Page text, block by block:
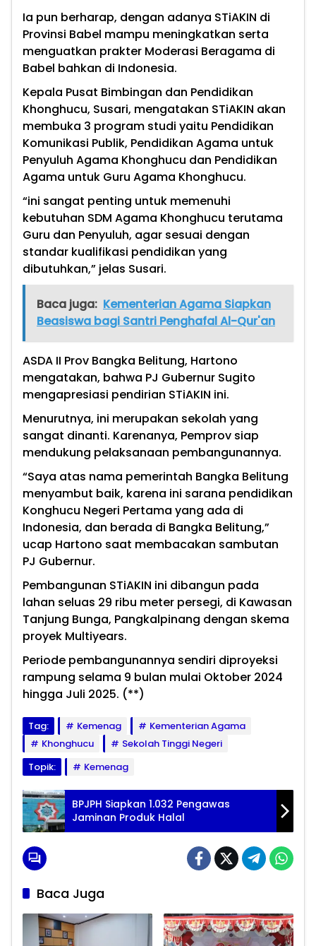
Ia pun berharap, dengan adanya STiAKIN di
Provinsi Babel mampu meningkatkan serta
menguatkan prakter Moderasi Beragama di
Babel bahkan di Indonesia.
Kepala Pusat Bimbingan dan Pendidikan
Khonghucu, Susari, mengatakan STiAKIN akan
membuka 3 program studi yaitu Pendidikan
Komunikasi Publik, Pendidikan Agama untuk
Penyuluh Agama Khonghucu dan Pendidikan
Agama untuk Guru Agama Khonghucu.
“ini sangat penting untuk memenuhi
kebutuhan SDM Agama Khonghucu terutama
Guru dan Penyuluh, agar sesuai dengan
standar kualifikasi pendidikan yang
dibutuhkan,” jelas Susari.
Baca juga: Kementerian Agama Siapkan
Beasiswa bagi Santri Penghafal Al-Qur'an
ASDA II Prov Bangka Belitung, Hartono
mengatakan, bahwa PJ Gubernur Sugito
mengapresiasi pendirian STiAKIN ini.
Menurutnya, ini merupakan sekolah yang
sangat dinanti. Karenanya, Pemprov siap
mendukung pelaksanaan pembangunannya.
“Saya atas nama pemerintah Bangka Belitung
menyambut baik, karena ini sarana pendidikan
Konghucu Negeri Pertama yang ada di
Indonesia, dan berada di Bangka Belitung,”
ucap Hartono saat membacakan sambutan
PJ Gubernur.
Pembangunan STiAKIN ini dibangun pada
lahan seluas 29 ribu meter persegi, di Kawasan
Tanjung Bunga, Pangkalpinang dengan skema
proyek Multiyears.
Periode pembangunannya sendiri diproyeksi
rampung selama 9 bulan mulai Oktober 2024
hingga Juli 2025. (**)
Tag: Kemenag
Kementerian Agama
Khonghucu
Sekolah Tinggi Negeri
Topik:
Kemenag
BPJPH Siapkan 1.032 Pengawas
Jaminan Produk Halal
Baca Juga